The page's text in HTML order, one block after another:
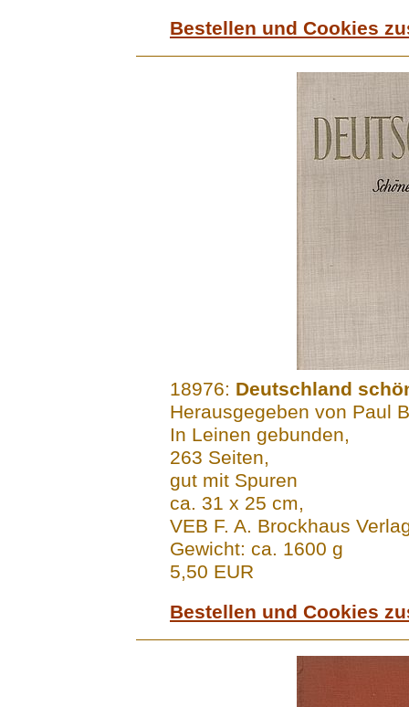
Bestellen und Cookies
18976: Deutschland
Herausgegeben von Paul
In Leinen gebunden,
263 Seiten,
gut mit Spuren
ca. 31 x 25 cm,
VEB F. A. Brockhaus
Gewicht: ca. 1600 g
5,50 EUR
Bestellen und Cookies